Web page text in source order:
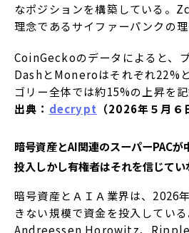
なポジションを構築している。
理念であるサイファーパンクの理
CoinGeckoのデータによると、
DashとMoneroはそれぞれ22%
ゴリー全体では約15%の上昇を記
出典： decrypt （2026年５月６
暗号資産とAI関連のスーパーPAC
投入――しかし有権者はそれを信じて
暗号資産とＡＩＡ業界は、2026
きない規模で資金を投入してい
Andreessen Horowitz、Ripple